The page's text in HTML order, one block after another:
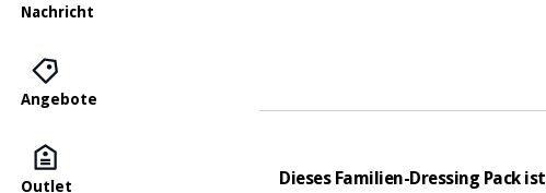
Nachricht
Angebote
Outlet
Dieses Familien-Dressing Pack